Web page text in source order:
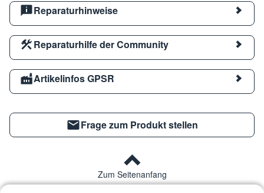
Reparaturhinweise
Reparaturhilfe der Community
Artikelinfos GPSR
Frage zum Produkt stellen
Zum Seitenanfang